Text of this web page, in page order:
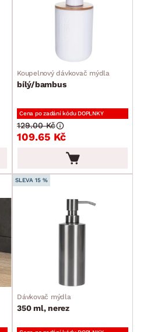
Koupelnový dávkovač mýdla
bílý/bambus
Cena po zadání kódu DOPLNKY
109.65 Kč
129.00 Kč
SLEVA 15 %
Dávkovač mýdla
350 ml, nerez